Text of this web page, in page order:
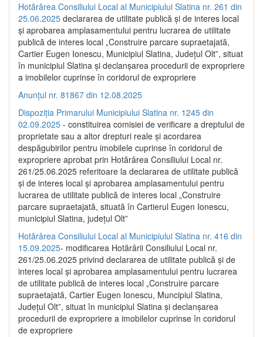
Hotărârea Consiliului Local al Municipiului Slatina nr. 261 din
25.06.2025 declararea de utilitate publică și de interes local
și aprobarea amplasamentului pentru lucrarea de utilitate
publică de interes local „Construire parcare supraetajată,
Cartier Eugen Ionescu, Municipiul Slatina, Județul Olt”, situat
în municipiul Slatina și declanșarea procedurii de expropriere
a imobilelor cuprinse în coridorul de expropriere
Anunțul nr. 81867 din 12.08.2025
Dispoziția Primarului Municipiului Slatina nr. 1245 din
02.09.2025 - constituirea comisiei de verificare a dreptului de
proprietate sau a altor drepturi reale și acordarea
despăgubirilor pentru imobilele cuprinse în coridorul de
expropriere aprobat prin Hotărârea Consiliului Local nr.
261/25.06.2025 referitoare la declararea de utilitate publică
și de interes local și aprobarea amplasamentului pentru
lucrarea de utilitate publică de interes local „Construire
parcare supraetajată, situată în Cartierul Eugen Ionescu,
municipiul Slatina, județul Olt”
Hotărârea Consiliului Local al Municipiului Slatina nr. 416 din
15.09.2025- modificarea Hotărârii Consiliului Local nr.
261/25.06.2025 privind declararea de utilitate publică și de
interes local și aprobarea amplasamentului pentru lucrarea
de utilitate publică de interes local „Construire parcare
supraetajată, Cartier Eugen Ionescu, Muncipiul Slatina,
Județul Olt”, situat în municipiul Slatina și declanșarea
procedurii de expropriere a imobilelor cuprinse în coridorul
de expropriere